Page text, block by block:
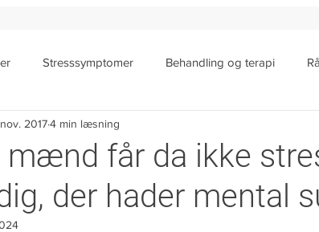
Stresssymptomer Behandling og terapi
stress Senfølger af stress
og samfund It-stress Nyt fra bloggen
mænd får da ikke
der hader mental
20174 min læsning